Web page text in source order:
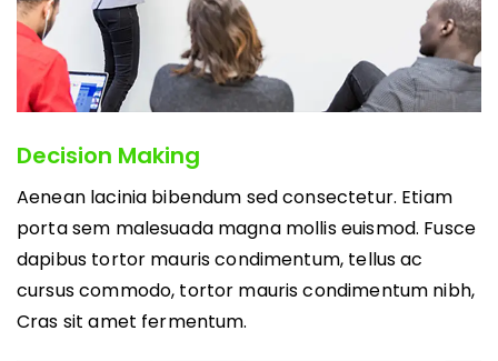
Decision Making
Aenean lacinia bibendum sed consectetur. Etiam
porta sem malesuada magna mollis euismod. Fusce
dapibus tortor mauris condimentum, tellus ac
cursus commodo, tortor mauris condimentum nibh,
Cras sit amet fermentum.